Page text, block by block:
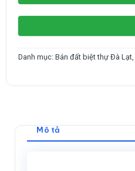
Danh mục:Bán đất biệt thự Đà Lạt
Mô tả